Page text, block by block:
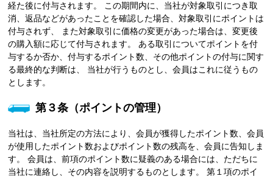
経た後に付与されます。 この期間内に、当社が対象取引につき取
消、返品などがあったことを確認した場合、対象取引にポイントは
付与されず、 また対象取引に価格の変更があった場合は、変更後
の購入額に応じて付与されます。 ある取引についてポイントを付
与するか否か、付与するポイント数、その他ポイントの付与に関す
る最終的な判断は、 当社が行うものとし、会員はこれに従うもの
とします。
第３条（ポイントの管理）
当社は、当社所定の方法により、会員が獲得したポイント数、会員
が使用したポイント数およびポイント数の残高を、会員に告知しま
す。 会員は、前項のポイント数に疑義のある場合には、ただちに
当社に連絡し、その内容を説明するものとします。 第１項のポイ